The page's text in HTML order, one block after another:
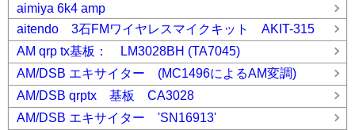
aimiya 6k4 amp
aitendo 3石FMワイヤレスマイクキット AKIT-315
AM qrp tx基板： LM3028BH (TA7045)
AM/DSB エキサイター (MC1496によるAM変調)
AM/DSB qrptx 基板 CA3028
AM/DSB エキサイター 'SN16913'